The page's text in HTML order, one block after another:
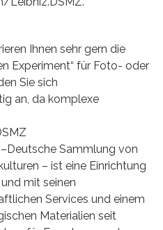
Ihnen sehr gern die
Experiment“ für Foto- oder
Sie sich
an, da komplexe
Sammlung von
– ist eine Einrichtung
mit seinen
Services und einem
Materialien seit